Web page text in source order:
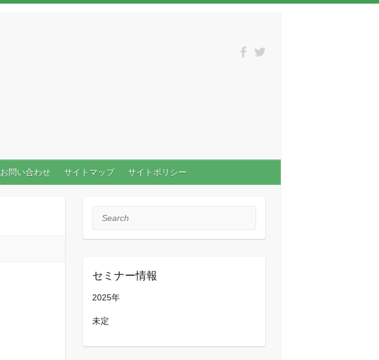
お問い合わせ サイトマップ サイトポリシー
Search
セミナー情報
2025年
未定